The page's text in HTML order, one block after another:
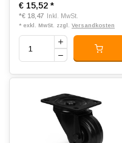
€ 15,52 *
*€ 18,47 Inkl. MwSt.
* exkl. MwSt. zzgl. Versandkosten